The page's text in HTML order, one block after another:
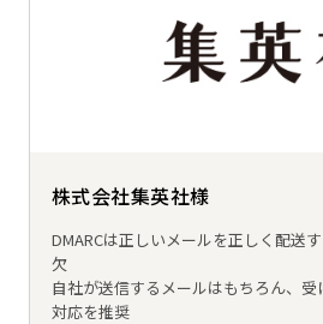
株式会社集英社様
DMARCは正しいメールを正しく配送
欠
自社が送信するメールはもちろん、受
対応を推奨